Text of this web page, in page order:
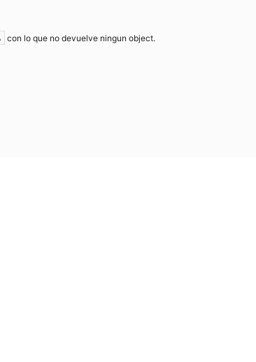
con lo que no devuelve ningun object.